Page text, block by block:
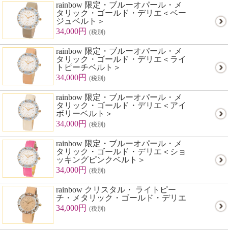
rainbow 限定・ブルーオパール・メ
タリック・ゴールド・デリエ＜ベー
ジュベルト＞
34,000円 (税別)
rainbow 限定・ブルーオパール・メ
タリック・ゴールド・デリエ＜ライ
トピーチベルト＞
34,000円 (税別)
rainbow 限定・ブルーオパール・メ
タリック・ゴールド・デリエ＜アイ
ボリーベルト＞
34,000円 (税別)
rainbow 限定・ブルーオパール・メ
タリック・ゴールド・デリエ＜ショ
ッキングピンクベルト＞
34,000円 (税別)
rainbow クリスタル・ ライトピー
チ・メタリック・ゴールド・デリエ
34,000円 (税別)